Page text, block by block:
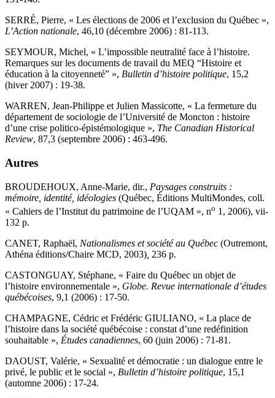
SERRÉ, Pierre, « Les élections de 2006 et l’exclusion du Québec »,
L’Action nationale, 46,10 (décembre 2006) : 81-113.
SEYMOUR, Michel, « L’impossible neutralité face à l’histoire.
Remarques sur les documents de travail du MEQ “Histoire et
éducation à la citoyenneté” », Bulletin d’histoire politique, 15,2
(hiver 2007) : 19-38.
WARREN, Jean-Philippe et Julien Massicotte, « La fermeture du
département de sociologie de l’Université de Moncton : histoire
d’une crise politico-épistémologique », The Canadian Historical
Review, 87,3 (septembre 2006) : 463-496.
Autres
BROUDEHOUX, Anne-Marie, dir., Paysages construits :
mémoire, identité, idéologies (Québec, Éditions MultiMondes, coll.
« Cahiers de l’Institut du patrimoine de l’UQAM », no 1, 2006), vii-
132 p.
CANET, Raphaël, Nationalismes et société au Québec (Outremont,
Athéna éditions/Chaire MCD, 2003) 236 p.
CASTONGUAY, Stéphane, « Faire du Québec un objet de
l’histoire environnementale », Globe. Revue internationale d’études
québécoises, 9,1 (2006) : 17-50.
CHAMPAGNE, Cédric et Frédéric GIULIANO, « La place de
l’histoire dans la société québécoise : constat d’une redéfinition
souhaitable », Études canadiennes, 60 (juin 2006) : 71-81.
DAOUST, Valérie, « Sexualité et démocratie : un dialogue entre le
privé, le public et le social », Bulletin d’histoire politique, 15,1
(automne 2006) : 17-24.